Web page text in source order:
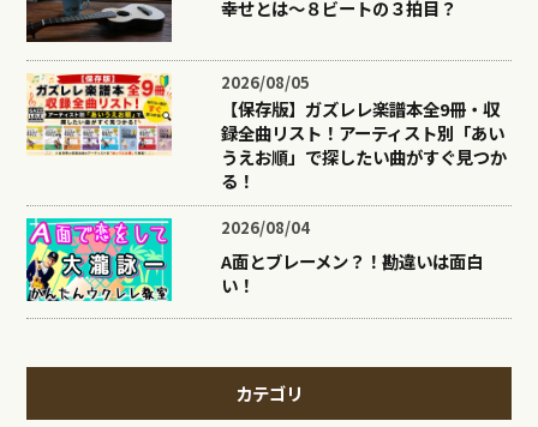
幸せとは〜８ビートの３拍目？
2026/08/05
【保存版】ガズレレ楽譜本全9冊・収
録全曲リスト！アーティスト別「あい
うえお順」で探したい曲がすぐ見つか
る！
2026/08/04
A面とブレーメン？！勘違いは面白
い！
カテゴリ